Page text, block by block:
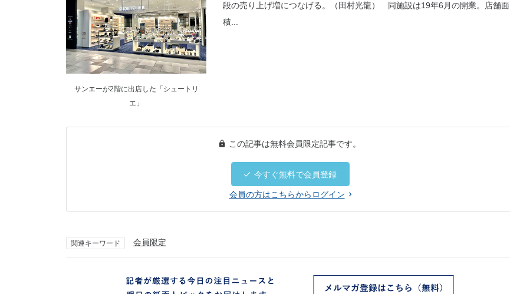
サンエーが2階に出店した「シュートリ
エ」
段の売り上げ増につなげる。（田村光龍） 同施設は19年6月の開業。店舗面
積...
この記事は無料会員限定記事です。
今すぐ無料で会員登録
会員の方はこちらからログイン
関連キーワード 会員限定